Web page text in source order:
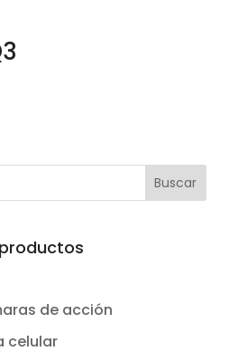
de acción
celular